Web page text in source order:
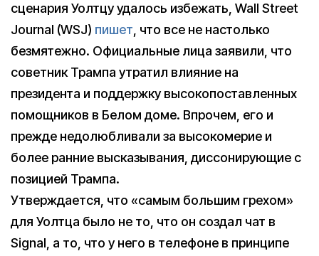
сценария Уолтцу удалось избежать, Wall Street
Journal (WSJ) пишет, что все не настолько
безмятежно. Официальные лица заявили, что
советник Трампа утратил влияние на
президента и поддержку высокопоставленных
помощников в Белом доме. Впрочем, его и
прежде недолюбливали за высокомерие и
более ранние высказывания, диссонирующие с
позицией Трампа.
Утверждается, что «самым большим грехом»
для Уолтца было не то, что он создал чат в
Signal, а то, что у него в телефоне в принципе